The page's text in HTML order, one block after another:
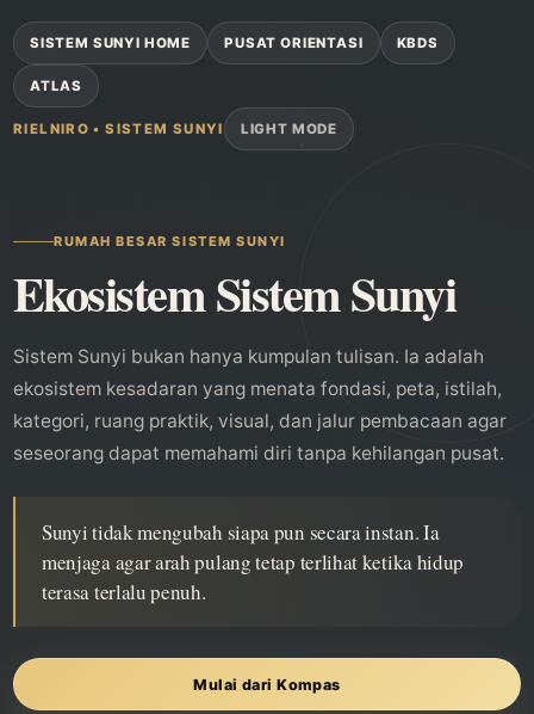
SISTEM SUNYI HOME PUSAT ORIENTASI KBDS
ATLAS
RIELNIRO • SISTEM SUNYI LIGHT MODE
RUMAH BESAR SISTEM SUNYI
Ekosistem Sistem Sunyi
Sistem Sunyi bukan hanya kumpulan tulisan. Ia adalah
ekosistem kesadaran yang menata fondasi, peta, istilah,
kategori, ruang praktik, visual, dan jalur pembacaan agar
seseorang dapat memahami diri tanpa kehilangan pusat.
Sunyi tidak mengubah siapa pun secara instan. Ia
menjaga agar arah pulang tetap terlihat ketika hidup
terasa terlalu penuh.
Mulai dari Kompas